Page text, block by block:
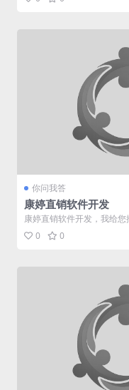
你问我答
康婷直销软件开发
康婷直销软件开发，我给
直销软件行业多年，有着多
0 0